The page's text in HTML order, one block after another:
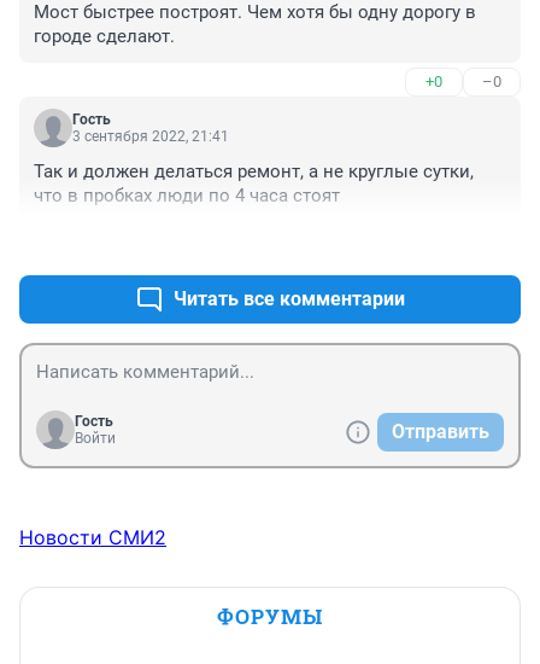
Мост быстрее построят. Чем хотя бы одну дорогу в
городе сделают.
+0 –0
Гость
3 сентября 2022, 21:41
Так и должен делаться ремонт, а не круглые сутки,
что в пробках люди по 4 часа стоят
Читать все комментарии
Гость
Войти
Отправить
Новости СМИ2
ФОРУМЫ